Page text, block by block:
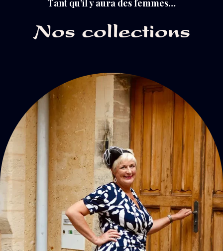
Tant qu’il y aura des femmes…
Nos collections